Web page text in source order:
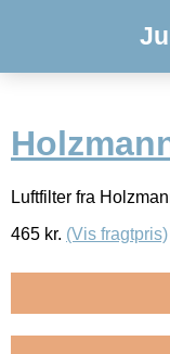
Luftfilter fra
465 kr. (Vis fragtpris)